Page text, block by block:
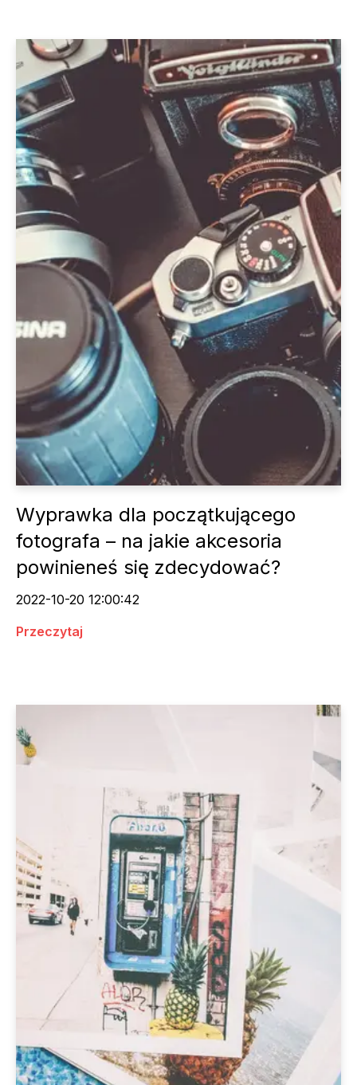
Wyprawka dla początkującego
fotografa – na jakie akcesoria
powinieneś się zdecydować?
2022-10-20 12:00:42
Przeczytaj